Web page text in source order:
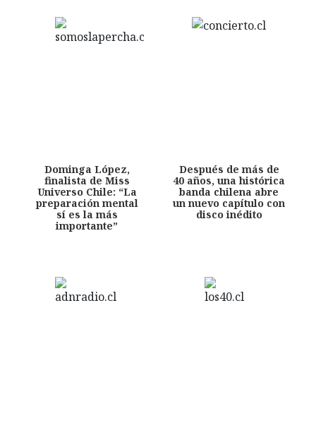
Dominga López,
finalista de Miss
Universo Chile: “La
preparación mental
sí es la más
importante”
Después de más de
40 años, una histórica
banda chilena abre
un nuevo capítulo con
disco inédito